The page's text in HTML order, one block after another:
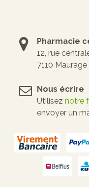
Pharmacie
12, rue
7110
Nous écrire
Utilisez notre
envoyer un